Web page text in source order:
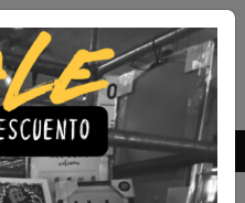
3 o más productos